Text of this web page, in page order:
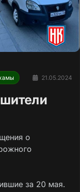
21.05.2024
о
за 20 мая.